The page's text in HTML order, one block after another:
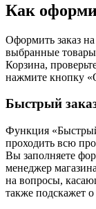
Как
Оформить заказ
выбранные товары
Корзина,
нажмите кнопку
Быстрый
Функция
проходить всю
Вы заполняете
менеджер
на вопросы,
также подскажет